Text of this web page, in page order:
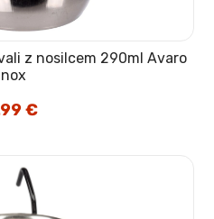
z nosilcem 290ml Avaro
€